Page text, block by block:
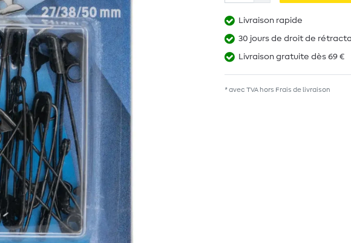
Livraison rapide
30 jours de droit de
Livraison gratuite dès 69 €
* avec TVA hors Frais de livraison